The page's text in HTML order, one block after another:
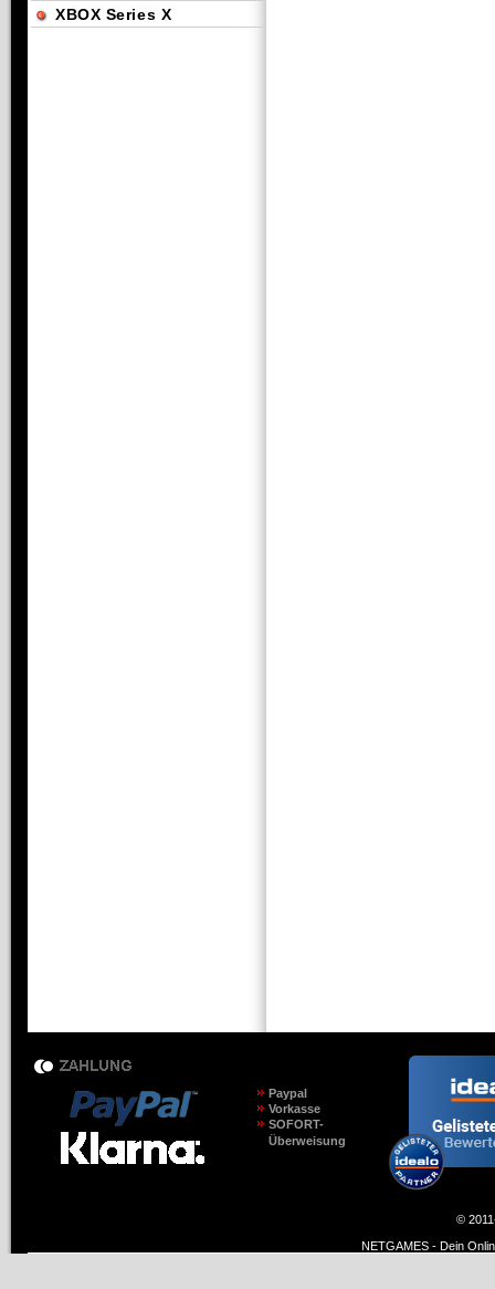
XBOX Series X
Paypal
Vorkasse
SOFORT-
Überweisung
©
NETGAMES - Dein